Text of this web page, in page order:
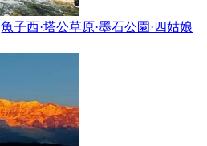
子西·塔公草原·墨石公園·四姑娘